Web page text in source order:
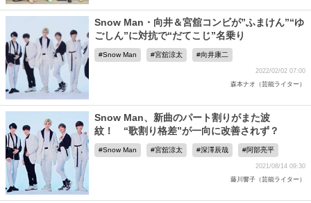
Snow Man・向井＆宮舘コンビが”ふまけん”“ゆ
ごしん”に対抗で“だてこじ”名乗り
Snow Man 宮舘涼太 向井康二
2022/02/02 07:00
森本ナオ（芸能ライター）
Snow Man、新曲のパート割りがまた波
紋！ “歌割り格差”が一向に改善されず？
Snow Man 宮舘涼太 深澤辰哉 阿部亮平
2021/08/14 09:30
藤川響子（芸能ライター）